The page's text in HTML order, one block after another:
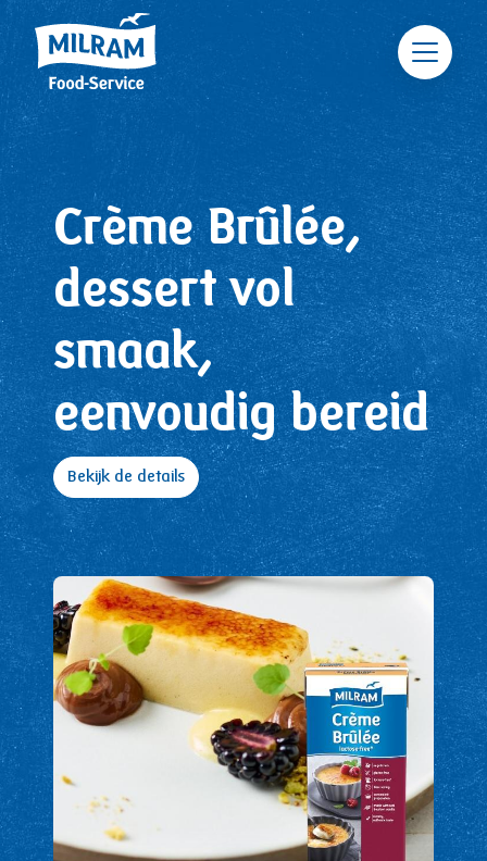
Skip to main content
Crème Brûlée,
dessert vol
smaak,
eenvoudig bereid
Bekijk de details